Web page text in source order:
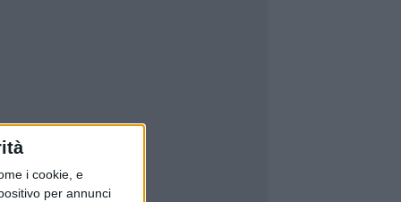
i cookie, e
per annunci